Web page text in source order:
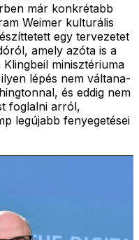
már konkrétabb
Weimer kulturális
egy tervezetet
amely azóta is a
minisztériuma
lépés nem váltana-
és eddig nem
foglalni arról,
legújabb fenyegetései